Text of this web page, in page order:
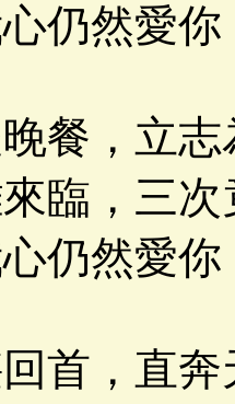
仍然愛
餐，立
臨，三
仍然愛
首，直